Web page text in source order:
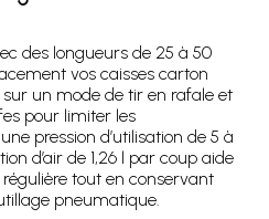
des longueurs de 25 à 50
vos caisses carton
un mode de tir en rafale et
pour limiter les
pression d’utilisation de 5 à
d’air de 1,26 l par coup aide
tout en conservant
pneumatique.